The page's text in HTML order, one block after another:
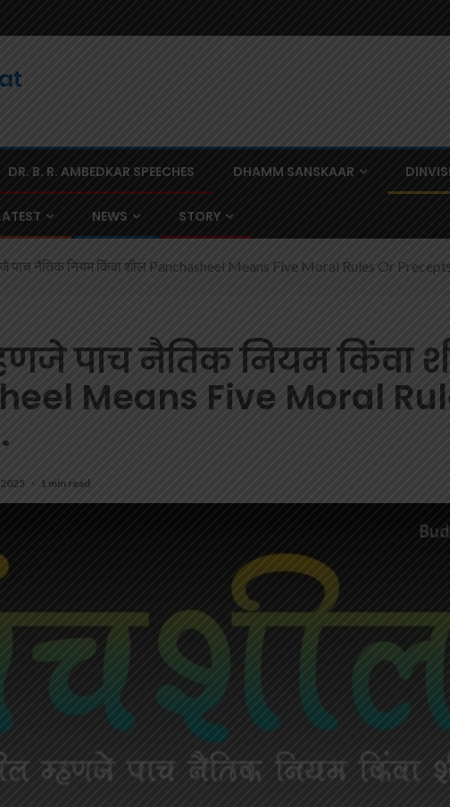
DR. B. R. AMBEDKAR SPEECHES DHAMM SANSKAAR
NEWS STORY
पाच नैतिक नियम किंवा शील Panchasheel Means Five Moral Rules Or
पाच नैतिक नियम किंवा
Means Five Moral
1 min read